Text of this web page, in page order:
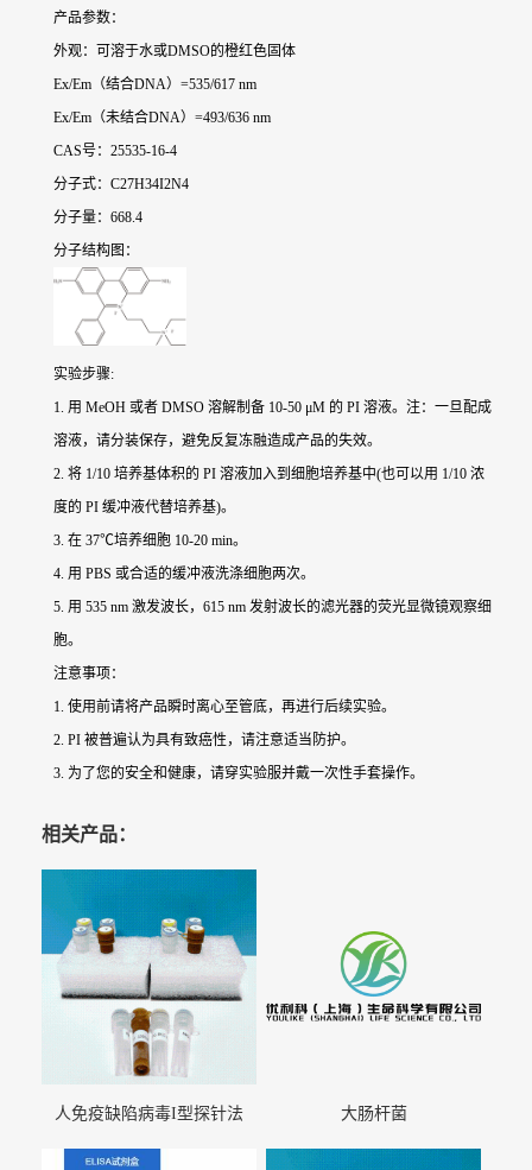
产品参数：
外观：可溶于水或DMSO的橙红色固体
Ex/Em（结合DNA）=535/617 nm
Ex/Em（未结合DNA）=493/636 nm
CAS号：25535-16-4
分子式：C27H34I2N4
分子量：668.4
分子结构图：
实验步骤:
1. 用 MeOH 或者 DMSO 溶解制备 10-50 μM 的 PI 溶液。注：一旦配成
溶液，请分装保存，避免反复冻融造成产品的失效。
2. 将 1/10 培养基体积的 PI 溶液加入到细胞培养基中(也可以用 1/10 浓
度的 PI 缓冲液代替培养基)。
3. 在 37℃培养细胞 10-20 min。
4. 用 PBS 或合适的缓冲液洗涤细胞两次。
5. 用 535 nm 激发波长，615 nm 发射波长的滤光器的荧光显微镜观察细
胞。
注意事项：
1. 使用前请将产品瞬时离心至管底，再进行后续实验。
2. PI 被普遍认为具有致癌性，请注意适当防护。
3. 为了您的安全和健康，请穿实验服并戴一次性手套操作。
相关产品：
人免疫缺陷病毒I型探针法
大肠杆菌